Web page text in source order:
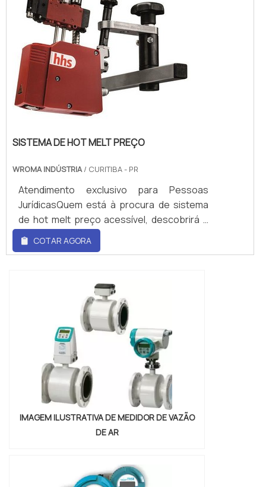
pagamento acessível.ALGUNS DETALHES
SOBRE CONECTOR IP66 PREÇOHá muitas
maneiras eficientes de dem...
SISTEMA DE HOT MELT PREÇO
WROMA INDÚSTRIA/ CURITIBA - PR
Atendimento exclusivo para Pessoas
JurídicasQuem está à procura de sistema
de hot melt preço acessível, descobrirá a
empresa líder do mercado. Realizando uma
cotação no marketplace Soluções
mercado.ALGUNS DETALHES SOBRE
SISTEMA DE HOT MELT PREÇOSe alguém
busca por sistema de hot melt preço justo
e em uma empresa comprometida com os
serviços, encontra na WRoma.
Disponibilizando...
COTAR AGORA
IMAGEM ILUSTRATIVA DE MEDIDOR DE VAZÃO
DE AR